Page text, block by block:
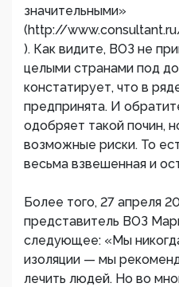
значительными»
(http://
). Как видите, ВОЗ не
целыми странами под
констатирует, что в
предпринята. И
одобряет такой почин,
возможные риски. То
весьма взвешенная и
Более того, 27 апреля
представитель ВОЗ
следующее: «Мы
изоляции — мы
лечить людей. Но во